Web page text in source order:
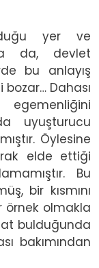
yer ve
da, devlet
bu anlayış
Dahası
uyuşturucu
Öylesine
elde ettiği
Bu
bir kısmını
örnek olmakla
bulduğunda
bakımından